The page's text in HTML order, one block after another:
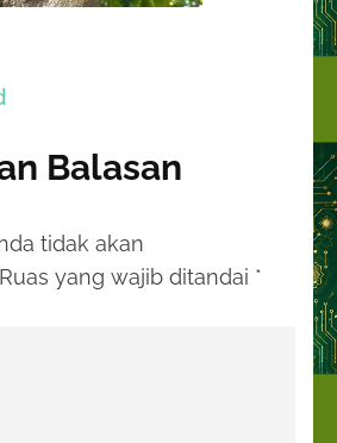
Balasan
tidak akan
Ruas yang wajib ditandai *